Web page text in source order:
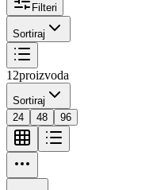
Filteri
Sortiraj
12proizvoda
Sortiraj
24
48 96